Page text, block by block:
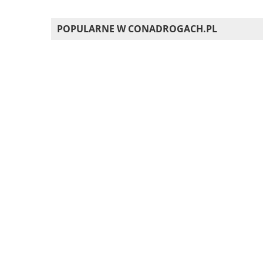
POPULARNE W CONADROGACH.PL